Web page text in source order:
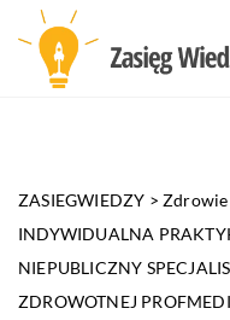
ZASIEGWIEDZY >
INDYWIDUALNA
NIEPUBLICZNY
ZDROWOTNEJ